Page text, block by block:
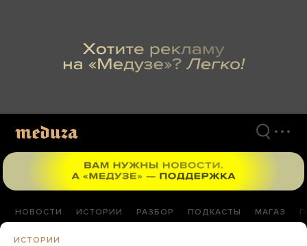
НОВОСТИ ИСТОРИИ РАЗБОР ПОДКАСТЫ МАГАЗ
ИСТОРИИ